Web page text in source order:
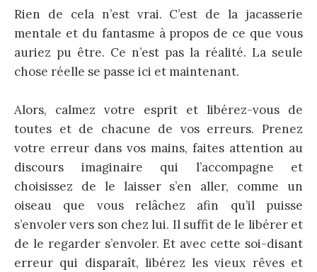
Rien de cela n’est vrai. C’est de la jacasserie
mentale et du fantasme à propos de ce que vous
auriez pu être. Ce n’est pas la réalité. La seule
chose réelle se passe ici et maintenant.
Alors, calmez votre esprit et libérez-vous de
toutes et de chacune de vos erreurs. Prenez
votre erreur dans vos mains, faites attention au
discours imaginaire qui l’accompagne et
choisissez de le laisser s’en aller, comme un
oiseau que vous relâchez afin qu’il puisse
s’envoler vers son chez lui. Il suffit de le libérer et
de le regarder s’envoler. Et avec cette soi-disant
erreur qui disparaît, libérez les vieux rêves et